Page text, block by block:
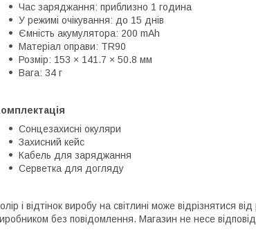
Час заряджання: приблизно 1 година
У режимі очікування: до 15 днів
Ємність акумулятора: 200 mAh
Матеріал оправи: TR90
Розмір: 153 × 141.7 × 50.8 мм
Вага: 34 г
Сонцезахисні окуляри
Захисний кейс
Кабель для заряджання
Серветка для догляду
і відтінок виробу на світлині може відрізнятися
без повідомлення. Магазин не несе